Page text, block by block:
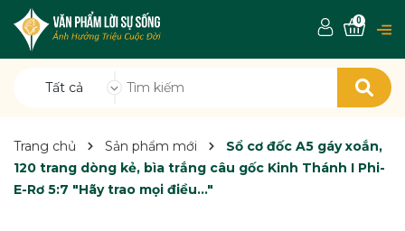
Tất cả
0
Trang chủ Sản phẩm mới
Sổ cơ đốc A5 gáy xoắn,
120 trang dòng kẻ, bìa trắng câu gốc Kinh Thánh I Phi-
E-Rơ 5:7 "Hãy trao mọi điều..."